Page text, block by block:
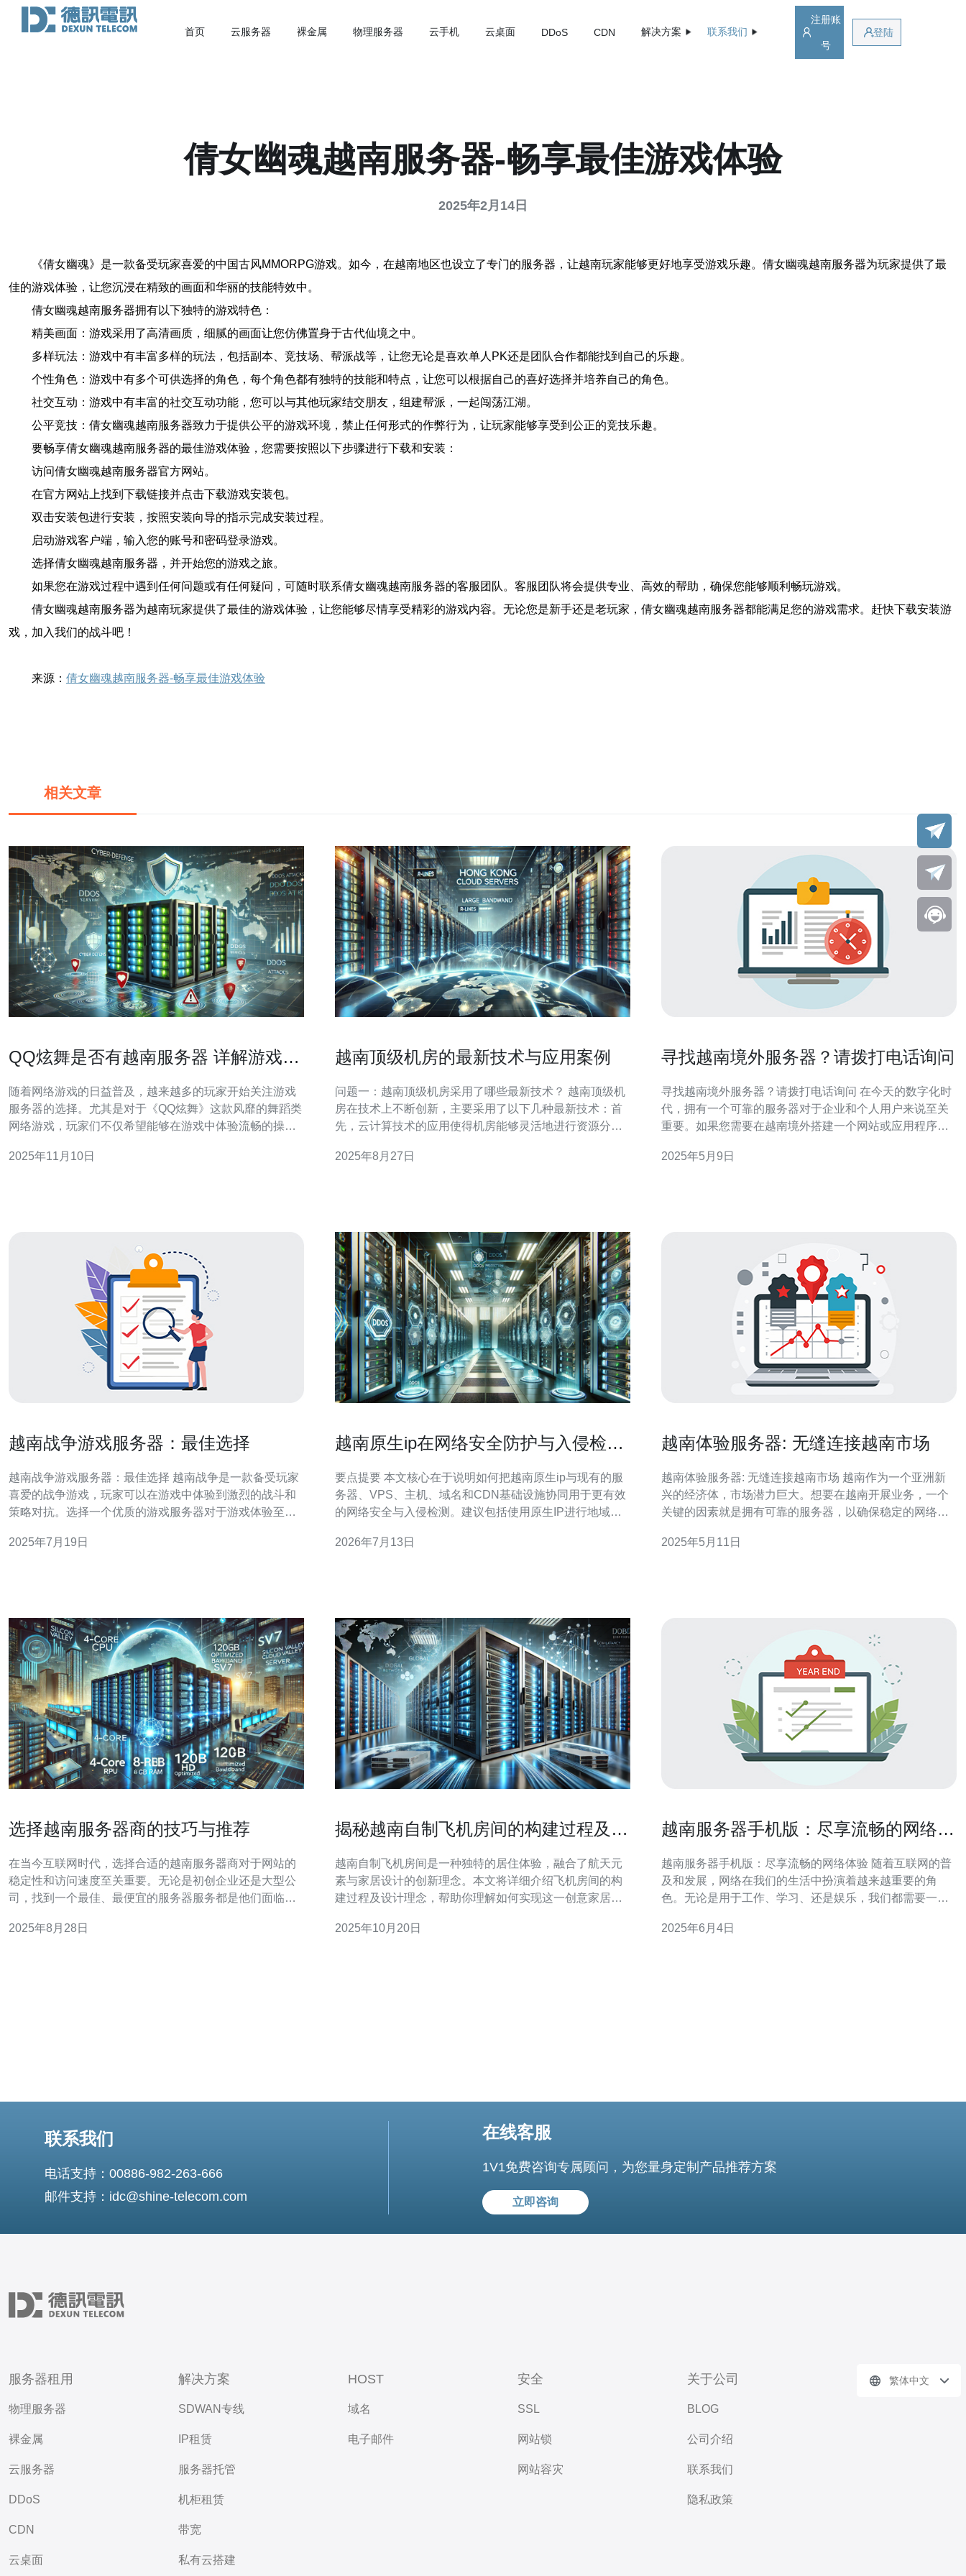
首页 云服务器 裸金属 物理服务器 云手机 云桌面 DDoS CDN 解决方案 联系我们
注册账
号
登陆
倩女幽魂越南服务器-畅享最佳游戏体验
2025年2月14日
《倩女幽魂》是一款备受玩家喜爱的中国古风MMORPG游戏。如今，在越南地区也设立了专门的服务器，让越南玩家能够更好地享受游戏乐趣。倩女幽魂越南服务器为玩家提供了最
佳的游戏体验，让您沉浸在精致的画面和华丽的技能特效中。
倩女幽魂越南服务器拥有以下独特的游戏特色：
精美画面：游戏采用了高清画质，细腻的画面让您仿佛置身于古代仙境之中。
多样玩法：游戏中有丰富多样的玩法，包括副本、竞技场、帮派战等，让您无论是喜欢单人PK还是团队合作都能找到自己的乐趣。
个性角色：游戏中有多个可供选择的角色，每个角色都有独特的技能和特点，让您可以根据自己的喜好选择并培养自己的角色。
社交互动：游戏中有丰富的社交互动功能，您可以与其他玩家结交朋友，组建帮派，一起闯荡江湖。
公平竞技：倩女幽魂越南服务器致力于提供公平的游戏环境，禁止任何形式的作弊行为，让玩家能够享受到公正的竞技乐趣。
要畅享倩女幽魂越南服务器的最佳游戏体验，您需要按照以下步骤进行下载和安装：
访问倩女幽魂越南服务器官方网站。
在官方网站上找到下载链接并点击下载游戏安装包。
双击安装包进行安装，按照安装向导的指示完成安装过程。
启动游戏客户端，输入您的账号和密码登录游戏。
选择倩女幽魂越南服务器，并开始您的游戏之旅。
如果您在游戏过程中遇到任何问题或有任何疑问，可随时联系倩女幽魂越南服务器的客服团队。客服团队将会提供专业、高效的帮助，确保您能够顺利畅玩游戏。
倩女幽魂越南服务器为越南玩家提供了最佳的游戏体验，让您能够尽情享受精彩的游戏内容。无论您是新手还是老玩家，倩女幽魂越南服务器都能满足您的游戏需求。赶快下载安装游
戏，加入我们的战斗吧！
来源： 倩女幽魂越南服务器-畅享最佳游戏体验
相关文章
QQ炫舞是否有越南服务器 详解游戏服
随着网络游戏的日益普及，越来越多的玩家开始关注游戏
服务器的选择。尤其是对于《QQ炫舞》这款风靡的舞蹈类
网络游戏，玩家们不仅希望能够在游戏中体验流畅的操
炫舞》是否有越南服务器呢？本文将对此进行详细解读。
2025年11月10日
越南顶级机房的最新技术与应用案例
问题一：越南顶级机房采用了哪些最新技术？ 越南顶级机
房在技术上不断创新，主要采用了以下几种最新技术：首
先，云计算技术的应用使得机房能够灵活地进行资源分
机可以在同一物理服务器上运行，降低了成本。此外，边
2025年8月27日
寻找越南境外服务器？请拨打电话询问
寻找越南境外服务器？请拨打电话询问 在今天的数字化时
代，拥有一个可靠的服务器对于企业和个人用户来说至关
重要。如果您需要在越南境外搭建一个网站或应用程序，
境外服务器的过程中，您可能会面临一些挑战。首先是选
2025年5月9日
越南战争游戏服务器：最佳选择
越南战争游戏服务器：最佳选择 越南战争是一款备受玩家
喜爱的战争游戏，玩家可以在游戏中体验到激烈的战斗和
策略对抗。选择一个优质的游戏服务器对于游戏体验至关
器的性能。一个稳定的服务器能够提供流畅的游戏体验，
2025年7月19日
越南原生ip在网络安全防护与入侵检测
要点提要 本文核心在于说明如何把越南原生ip与现有的服
务器、VPS、主机、域名和CDN基础设施协同用于更有效
的网络安全与入侵检测。建议包括使用原生IP进行地域化
多点日志采集喂入SIEM与IDS/IPS进行规则微调，并结合
2026年7月13日
越南体验服务器: 无缝连接越南市场
越南体验服务器: 无缝连接越南市场 越南作为一个亚洲新
兴的经济体，市场潜力巨大。想要在越南开展业务，一个
关键的因素就是拥有可靠的服务器，以确保稳定的网络连
场的最佳选择之一。 越南体验服务器具有以下优势： 稳定
2025年5月11日
选择越南服务器商的技巧与推荐
在当今互联网时代，选择合适的越南服务器商对于网站的
稳定性和访问速度至关重要。无论是初创企业还是大型公
司，找到一个最佳、最便宜的服务器服务都是他们面临的
荐，帮助您做出明智的决策。 了解越南服务器市场 越南的
2025年8月28日
揭秘越南自制飞机房间的构建过程及设
越南自制飞机房间是一种独特的居住体验，融合了航天元
素与家居设计的创新理念。本文将详细介绍飞机房间的构
建过程及设计理念，帮助你理解如何实现这一创意家居项
设计理念。你可以从以下几个方面考虑： 1. 主题：选择一
2025年10月20日
越南服务器手机版：尽享流畅的网络体
越南服务器手机版：尽享流畅的网络体验 随着互联网的普
及和发展，网络在我们的生活中扮演着越来越重要的角
色。无论是用于工作、学习、还是娱乐，我们都需要一个
务器手机版正是为此而生，为用户提供高速、稳定的网络
2025年6月4日
联系我们
电话支持：00886-982-263-666
邮件支持：idc@shine-telecom.com
在线客服
1V1免费咨询专属顾问，为您量身定制产品推荐方案
立即咨询
服务器租用
物理服务器
裸金属
云服务器
DDoS
CDN
云桌面
解决方案
SDWAN专线
IP租赁
服务器托管
机柜租赁
带宽
私有云搭建
HOST
域名
电子邮件
安全
SSL
网站锁
网站容灾
关于公司
BLOG
公司介绍
联系我们
隐私政策
繁体中文